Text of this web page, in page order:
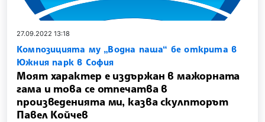
27.09.2022 13:18
Композицията му „Водна паша“ бе открита в
Южния парк в София
Моят характер е издържан в мажорната
гама и това се отпечатва в
произведенията ми, казва скулпторът
Павел Койчев